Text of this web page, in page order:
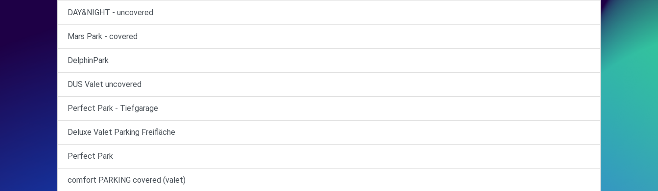
DAY&NIGHT - uncovered
Mars Park - covered
DelphinPark
DUS Valet uncovered
Perfect Park - Tiefgarage
Deluxe Valet Parking Freifläche
Perfect Park
comfort PARKING covered (valet)